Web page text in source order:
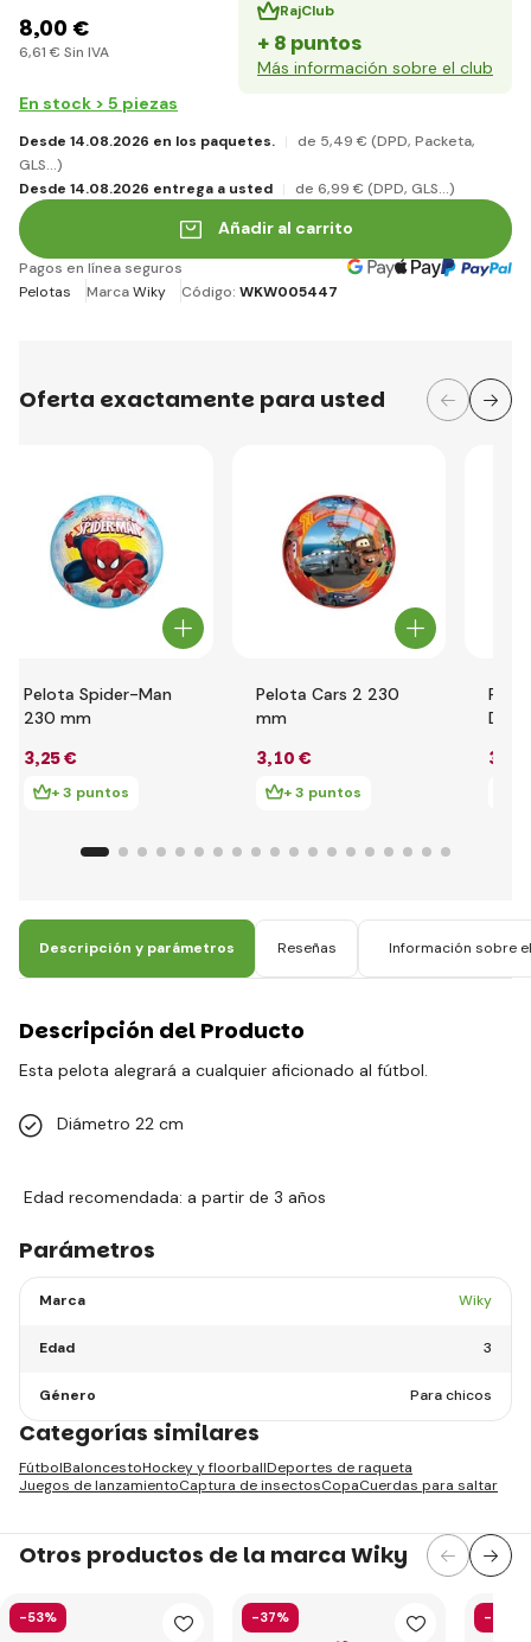
8,00 €
6,61 € Sin IVA
RajClub
+ 8 puntos
Más información sobre el club
En stock > 5 piezas
Desde 14.08.2026 en los paquetes. de 5,49 € (DPD, Packeta,
GLS...)
Desde 14.08.2026 entrega a usted
de 6,99 € (DPD, GLS...)
Añadir al carrito
Pagos en línea seguros
Pelotas
MarcaWiky Código: WKW005447
Oferta exactamente para usted
Pelota Spider-Man
230 mm
3,25 €
+ 3 puntos
Pelota Cars 2 230
mm
3,10 €
+ 3 puntos
3
Descripción y parámetros Reseñas Información sobre
Descripción del Producto
Esta pelota alegrará a cualquier aficionado al fútbol.
Diámetro 22 cm
Edad recomendada: a partir de 3 años
Parámetros
Marca Wiky
Edad 3
Género Para chicos
Categorías similares
FútbolBaloncestoHockey y floorballDeportes de raqueta
Juegos de lanzamientoCaptura de insectosCopaCuerdas para saltar
Otros productos de la marca Wiky
-53% -37% -29%